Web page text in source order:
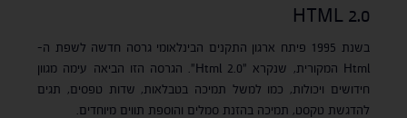
HTML 2.0
בשנת 1995 פיתח ארגון התקנים הבינלאומי גרסה חדשה לשפת ה-
Html המקורית, שנקרא "Html 2.0". הגרסה הזו הביאה עימה מגוון
חידושים ויכולות, כמו למשל תמיכה בטבלאות, שדות טפסים, תגים
להדגשת טקסט, תמיכה בהזנת סמלים והוספת תווים מיוחדים.